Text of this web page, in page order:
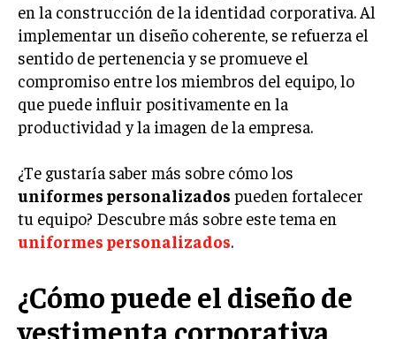
Your Profile
NEWS LIFESTYLE PUBLIC OPINION
LIFESTYLE
en la construcción de la identidad corporativa. Al
implementar un diseño coherente, se refuerza el
sentido de pertenencia y se promueve el
compromiso entre los miembros del equipo, lo
que puede influir positivamente en la
productividad y la imagen de la empresa.
¿Te gustaría saber más sobre cómo los
uniformes personalizados pueden fortalecer
tu equipo? Descubre más sobre este tema en
uniformes personalizados.
¿Cómo puede el diseño de
vestimenta corporativa